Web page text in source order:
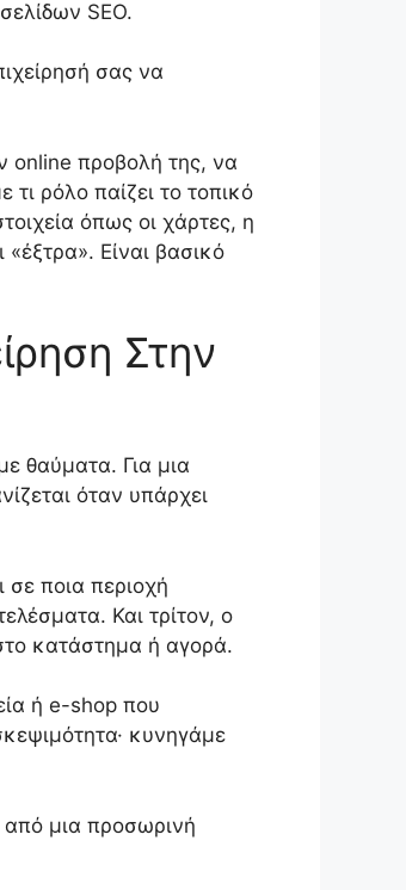
SEO.
σας να
online προβολή της, να
ρόλο παίζει το τοπικό
όπως οι χάρτες, η
Είναι βασικό
Στην
θαύματα. Για μια
όταν υπάρχει
ποια περιοχή
Και τρίτον, ο
κατάστημα ή αγορά.
ή e-shop που
κυνηγάμε
από μια προσωρινή